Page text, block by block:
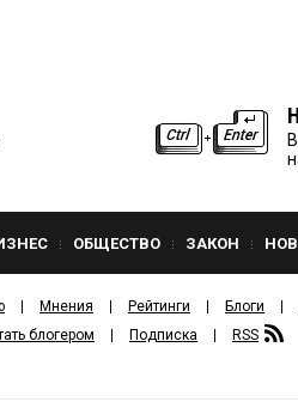
ОБЩЕСТВО ЗАКОН
Мнения Рейтинги Блоги
блогером Подписка RSS